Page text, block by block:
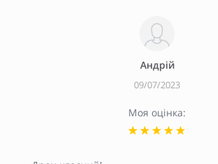
Андрій
09/07/2023
Моя оцінка: